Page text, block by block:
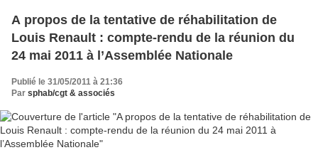
A propos de la tentative de réhabilitation de
Louis Renault : compte-rendu de la réunion du
24 mai 2011 à l’Assemblée Nationale
Publié le 31/05/2011 à 21:36
Par sphab/cgt & associés